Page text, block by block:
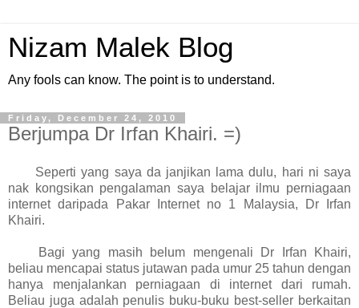
Nizam Malek Blog
Any fools can know. The point is to understand.
Friday, December 24, 2010
Berjumpa Dr Irfan Khairi. =)
Seperti yang saya da janjikan lama dulu, hari ni saya
nak kongsikan pengalaman saya belajar ilmu perniagaan
internet daripada Pakar Internet no 1 Malaysia, Dr Irfan
Khairi.
Bagi yang masih belum mengenali Dr Irfan Khairi,
beliau mencapai status jutawan pada umur 25 tahun dengan
hanya menjalankan perniagaan di internet dari rumah.
Beliau juga adalah penulis buku-buku best-seller berkaitan